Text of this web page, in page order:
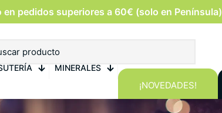
en pedidos superiores a 60€ (solo en Península)
MINERALES
¡NOVEDADES!